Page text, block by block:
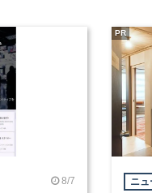
8/7 ニュ
PR